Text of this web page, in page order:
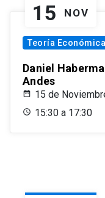
15 NOV
Teoría Económica
Daniel
Andes
15 de
15:30 a 17:30